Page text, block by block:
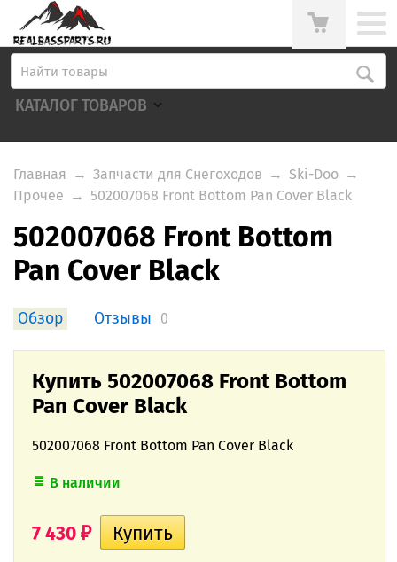
КАТАЛОГ ТОВАРОВ
Главная → Запчасти для Снегоходов → Ski-Doo →
Прочее → 502007068 Front Bottom Pan Cover Black
502007068 Front Bottom
Pan Cover Black
Обзор Отзывы 0
Купить 502007068 Front Bottom
Pan Cover Black
502007068 Front Bottom Pan Cover Black
В наличии
7 430 ₽